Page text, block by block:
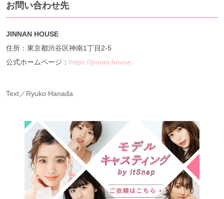
お問い合わせ先
JINNAN HOUSE
住所：東京都渋谷区神南1丁目2-5
公式ホームページ： https://jinnan.house
Text／Ryuko Hanada